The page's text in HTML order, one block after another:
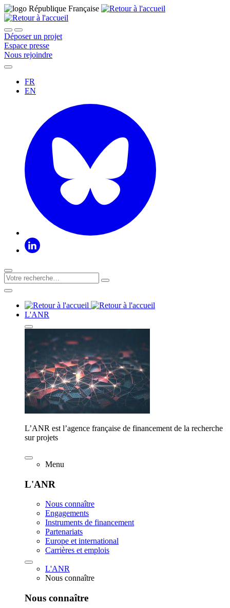
Déposer un projet
Espace presse
Nous rejoindre
FR
EN
L'ANR
L’ANR est l’agence française de financement de la recherche
sur projets
Menu
L'ANR
Nous connaître
Engagements
Instruments de financement
Partenariats
Europe et international
Carrières et emplois
L'ANR
Nous connaître
Nous connaître